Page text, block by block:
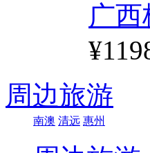
广
周边旅游
南澳 清远 惠州